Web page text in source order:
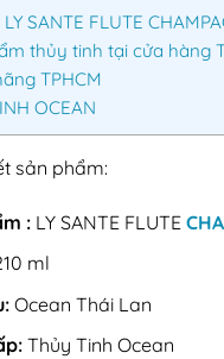
SANTE FLUTE
thủy tinh tại cửa hàng
TPHCM
OCEAN
sản phẩm:
:LY SANTE FLUTE
ml
Ocean Thái Lan
Thủy Tinh Ocean